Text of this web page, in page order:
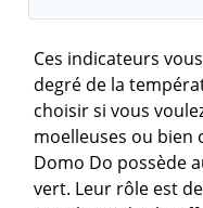
Ces indicateurs
degré de la
choisir si vous
moelleuses ou bien
Domo Do possède
vert. Leur rôle est